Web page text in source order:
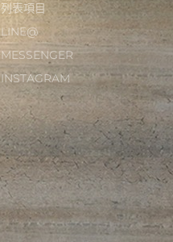
列表項目
LINE@
MESSENGER
INSTAGRAM